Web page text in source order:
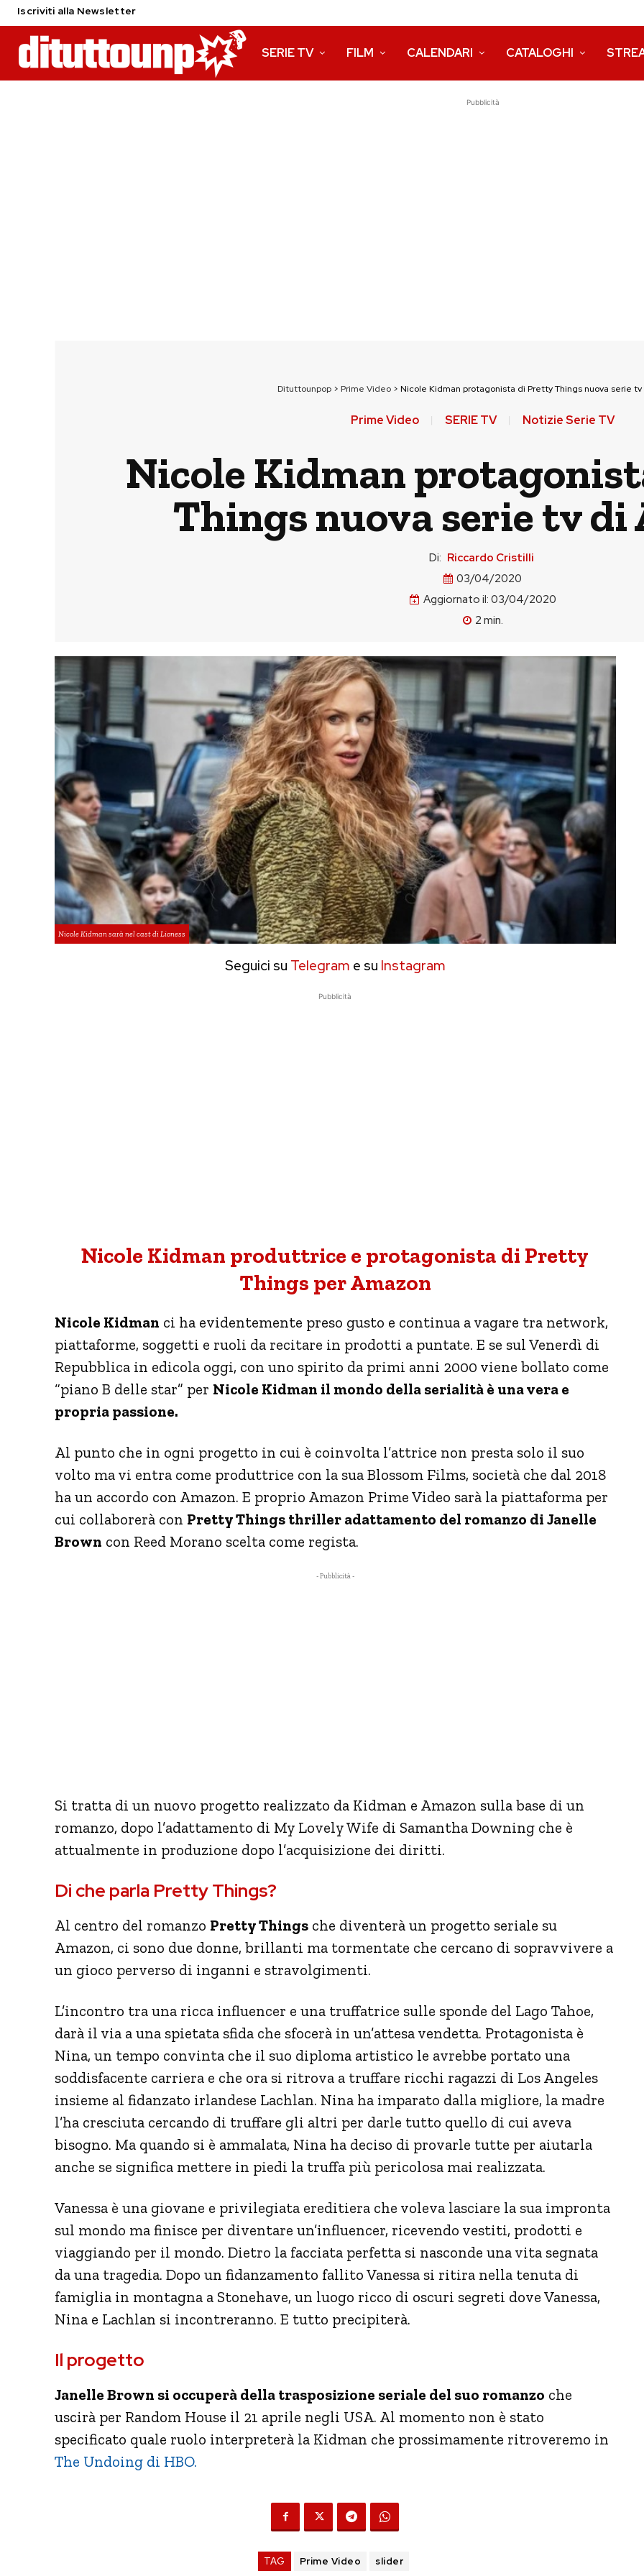
Iscriviti alla Newsletter
SERIE TV FILM CALENDARI CATALOGHI
Pubblicità
Dituttounpop > Prime Video > Nicole Kidman protagonista di Pretty Things nuova serie tv
Prime Video SERIE TV Notizie Serie TV
Nicole Kidman
Things nuova serie tv di
Di: Riccardo Cristilli
03/04/2020
Aggiornato il: 03/04/2020
2 min.
Nicole Kidman sarà nel cast di Lioness
Seguici su Telegram e su Instagram
Pubblicità
Nicole Kidman produttrice e protagonista di Pretty
Things per Amazon
Nicole Kidman ci ha evidentemente preso gusto e continua a vagare tra network,
piattaforme, soggetti e ruoli da recitare in prodotti a puntate. E se sul Venerdì di
Repubblica in edicola oggi, con uno spirito da primi anni 2000 viene bollato come
“piano B delle star” per Nicole Kidman il mondo della serialità è una vera e
propria passione.
Al punto che in ogni progetto in cui è coinvolta l’attrice non presta solo il suo
volto ma vi entra come produttrice con la sua Blossom Films, società che dal 2018
ha un accordo con Amazon. E proprio Amazon Prime Video sarà la piattaforma per
cui collaborerà con Pretty Things thriller adattamento del romanzo di Janelle
Brown con Reed Morano scelta come regista.
- Pubblicità -
Si tratta di un nuovo progetto realizzato da Kidman e Amazon sulla base di un
romanzo, dopo l’adattamento di My Lovely Wife di Samantha Downing che è
attualmente in produzione dopo l’acquisizione dei diritti.
Di che parla Pretty Things?
Al centro del romanzo Pretty Things che diventerà un progetto seriale su
Amazon, ci sono due donne, brillanti ma tormentate che cercano di sopravvivere a
un gioco perverso di inganni e stravolgimenti.
L’incontro tra una ricca influencer e una truffatrice sulle sponde del Lago Tahoe,
darà il via a una spietata sfida che sfocerà in un’attesa vendetta. Protagonista è
Nina, un tempo convinta che il suo diploma artistico le avrebbe portato una
soddisfacente carriera e che ora si ritrova a truffare ricchi ragazzi di Los Angeles
insieme al fidanzato irlandese Lachlan. Nina ha imparato dalla migliore, la madre
l’ha cresciuta cercando di truffare gli altri per darle tutto quello di cui aveva
bisogno. Ma quando si è ammalata, Nina ha deciso di provarle tutte per aiutarla
anche se significa mettere in piedi la truffa più pericolosa mai realizzata.
Vanessa è una giovane e privilegiata ereditiera che voleva lasciare la sua impronta
sul mondo ma finisce per diventare un’influencer, ricevendo vestiti, prodotti e
viaggiando per il mondo. Dietro la facciata perfetta si nasconde una vita segnata
da una tragedia. Dopo un fidanzamento fallito Vanessa si ritira nella tenuta di
famiglia in montagna a Stonehave, un luogo ricco di oscuri segreti dove Vanessa,
Nina e Lachlan si incontreranno. E tutto precipiterà.
Il progetto
Janelle Brown si occuperà della trasposizione seriale del suo romanzo che
uscirà per Random House il 21 aprile negli USA. Al momento non è stato
specificato quale ruolo interpreterà la Kidman che prossimamente ritroveremo in
The Undoing di HBO.
TAG Prime Video slider